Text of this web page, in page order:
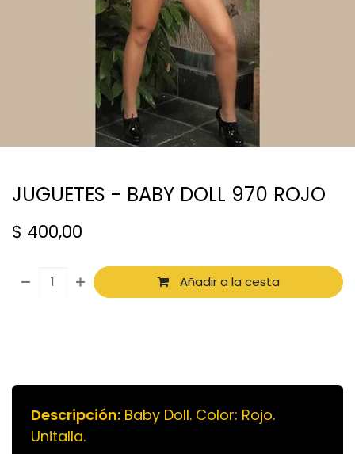
JUGUETES - BABY DOLL 970 ROJO
$ 400,00
Añadir a la cesta
Descripción: Baby Doll. Color: Rojo.
Unitalla.